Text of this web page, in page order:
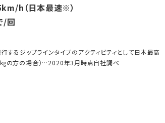
h（日本最速※）
/回
るジップラインタイプのアクティビティとして日本最高
の方の場合）…2020年3月時点自社調べ